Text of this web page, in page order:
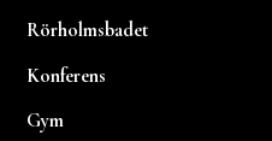
Rörholmsbadet
Konferens
Gym